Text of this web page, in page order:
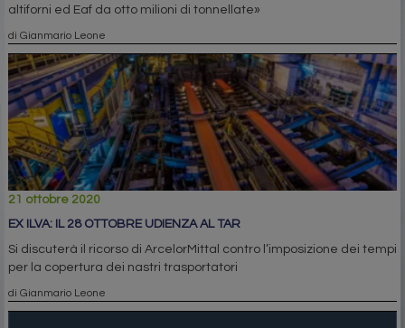
altiforni ed Eaf da otto milioni di tonnellate»
di Gianmario Leone
21 ottobre 2020
EX ILVA: IL 28 OTTOBRE UDIENZA AL TAR
Si discuterà il ricorso di ArcelorMittal contro l’imposizione dei tempi
per la copertura dei nastri trasportatori
di Gianmario Leone